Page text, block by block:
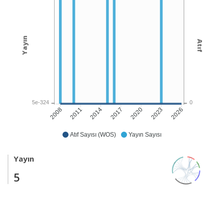
Atıf Sayısı (WOS) Yayın Sayısı
2008 2011 2014 2017 2020 2023 2026
0
Atıf
5e-324
Yayın
Yayın
5